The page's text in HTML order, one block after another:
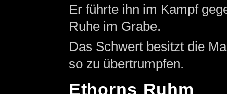
Er führte ihn im Kampf
Ruhe im Grabe.
Das Schwert besitzt die
so zu übertrumpfen.
Ethorns Ruhm